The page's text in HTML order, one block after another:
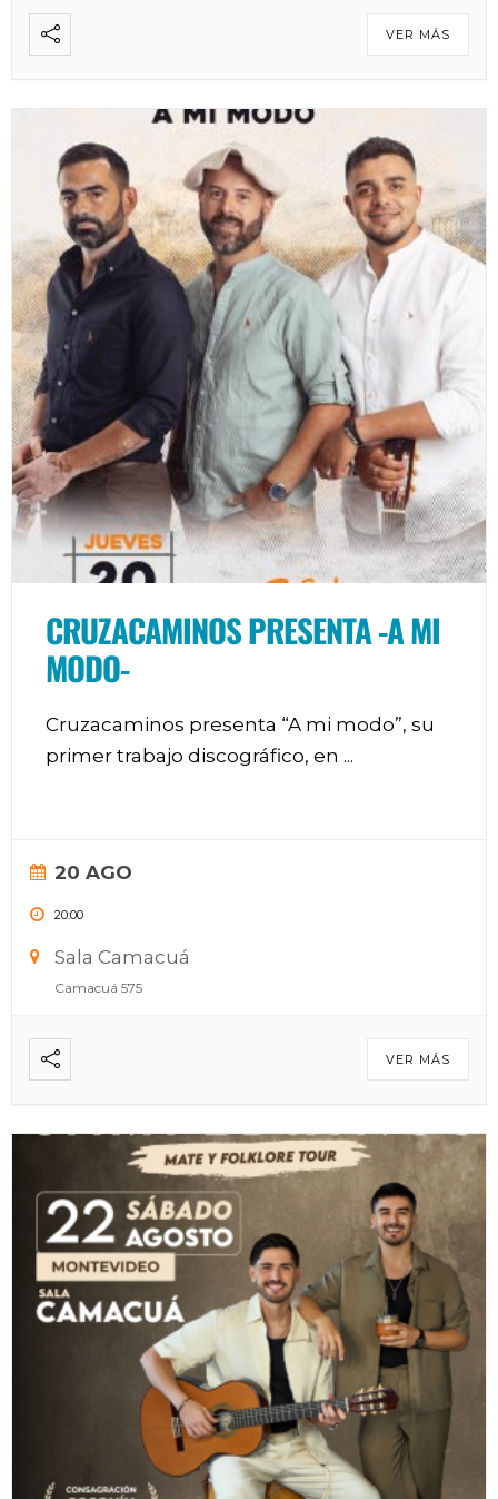
VER MÁS
CRUZACAMINOS PRESENTA -A MI
MODO-
Cruzacaminos presenta “A mi modo”, su
primer trabajo discográfico, en ...
20 AGO
20:00
Sala Camacuá
Camacuá 575
VER MÁS